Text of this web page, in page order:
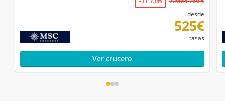
desde
525€
+ tasas
Ver crucero